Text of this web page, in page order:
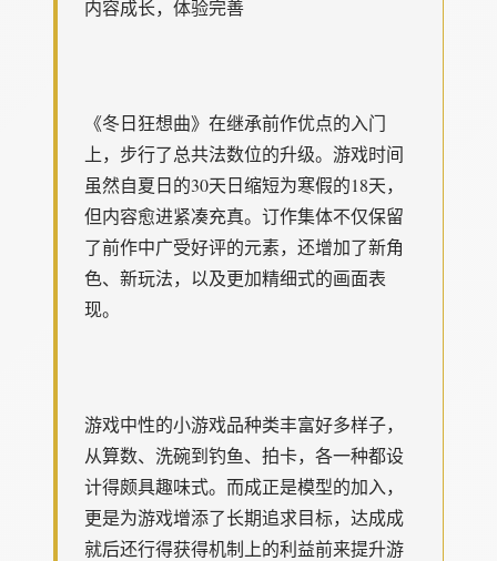
内容成长，体验完善
《冬日狂想曲》在继承前作优点的入门
上，步行了总共法数位的升级。游戏时间
虽然自夏日的30天日缩短为寒假的18天，
但内容愈进紧凑充真。订作集体不仅保留
了前作中广受好评的元素，还增加了​​新角
色、新玩法​​，以及更加精细式的画面表
现。
游戏中性的小游戏品种类丰富好多样子，
从算数、洗碗到钓鱼、拍卡，各一种都设
计得颇具趣味式。而​​成正是模型的加入​​，
更是为游戏增添了长期追求目标，达成成
就后还行得获得机制上的利益前来提升游